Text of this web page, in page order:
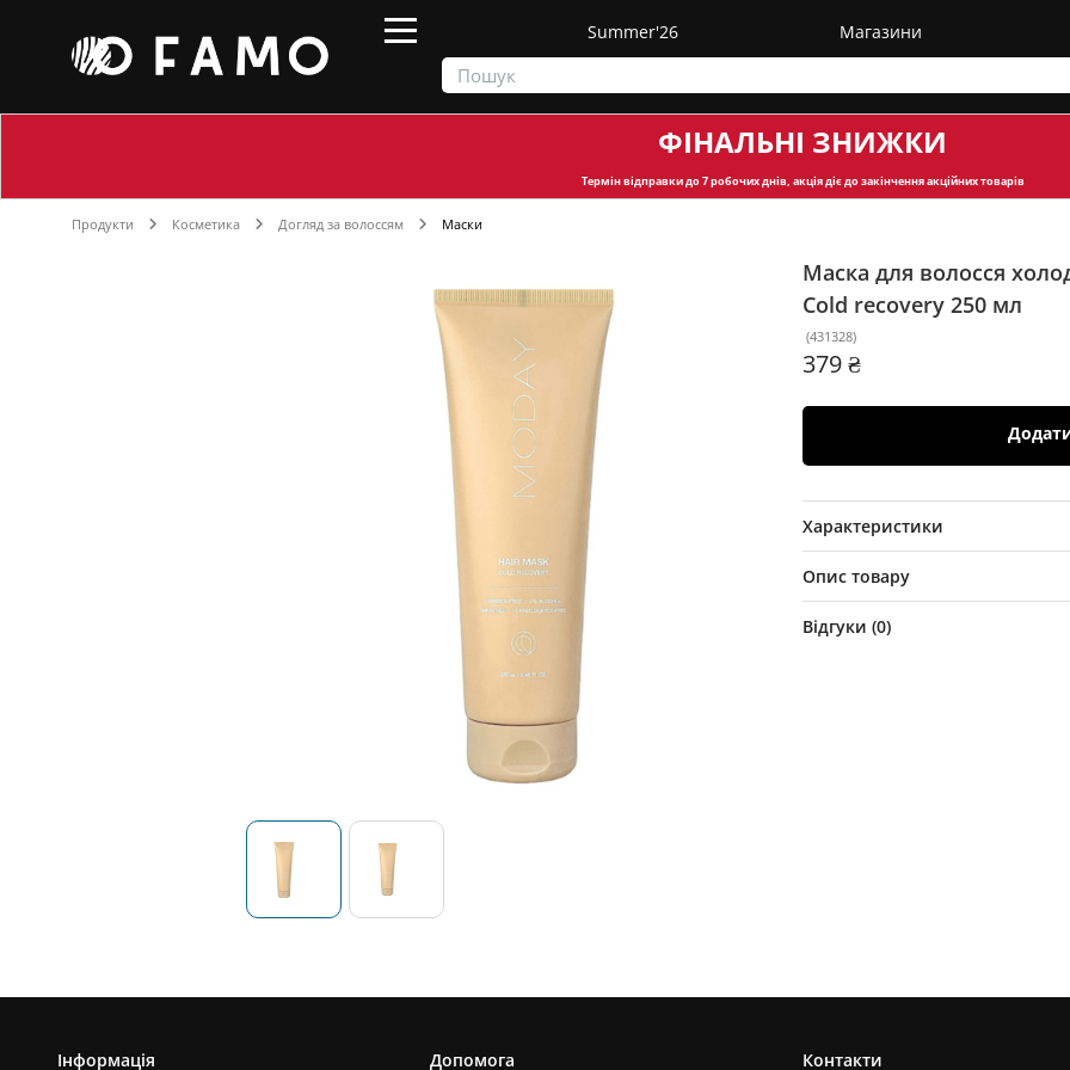
Summer'26 Магазини
ФІНАЛЬНІ ЗНИЖКИ
Термін відправкидо 7 робочих днів, акція діє до закінчення акційних товарів
Продукти Косметика Догляд за волоссям Маски
Маска для волосся
Cold recovery 250 мл
(431328)
379 ₴
Характеристики
Опис товару
Відгуки (0)
Інформація Допомога Контакти